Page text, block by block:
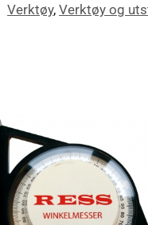
Verktøy, Verktøy og